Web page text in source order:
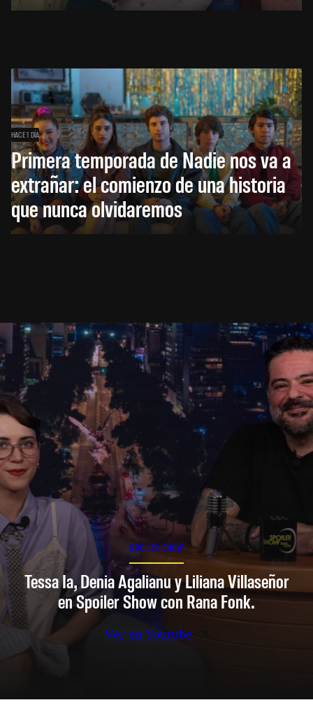
HACE 1 DÍA
Primera temporada de Nadie nos va a
extrañar: el comienzo de una historia
que nunca olvidaremos
SPOILER SHOW
Tessa Ia, Denia Agalianu y Liliana Villaseñor
en Spoiler Show con Rana Fonk.
Ver en Youtube